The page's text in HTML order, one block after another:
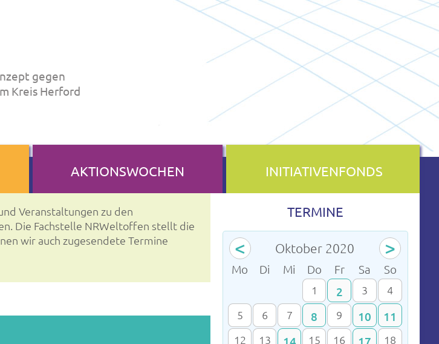
gegen
Kreis Herford
AKTIONSWOCHEN INITIATIVENFONDS
Veranstaltungen zu den
Die Fachstelle NRWeltoffen stellt die
wir auch zugesendete Termine
TERMINE
< Oktober 2020 >
Mo ntag
Di enstag
Mi ttwoch
Donnerstag
Freitag
Sa mstag
Sonntag
1 2 3
4
5
6 7 8 9 10 11
12 13 15 16
18